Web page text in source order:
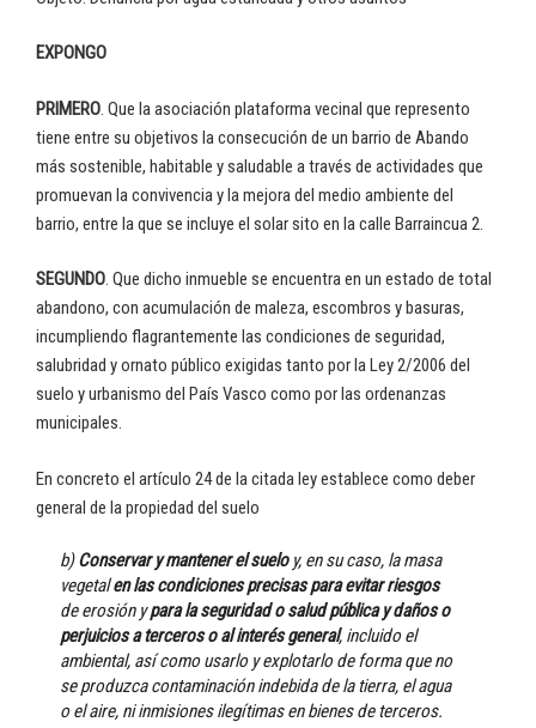
EXPONGO
PRIMERO . Que la asociación plataforma vecinal que represento
tiene entre su objetivos la consecución de un barrio de Abando
más sostenible, habitable y saludable a través de actividades que
promuevan la convivencia y la mejora del medio ambiente del
barrio, entre la que se incluye el solar sito en la calle Barraincua 2.
SEGUNDO. Que dicho inmueble se encuentra en un estado de total
abandono, con acumulación de maleza, escombros y basuras,
incumpliendo flagrantemente las condiciones de seguridad,
salubridad y ornato público exigidas tanto por la Ley 2/2006 del
suelo y urbanismo del País Vasco como por las ordenanzas
municipales.
En concreto el artículo 24 de la citada ley establece como deber
general de la propiedad del suelo
b)Conservar y mantener el sueloy, en su caso, la masa
vegetalen las condiciones precisas para evitar riesgos
de erosión ypara la seguridad o salud pública y daños o
perjuicios a terceros o al interés general, incluido el
ambiental, así como usarlo y explotarlo de forma que no
se produzca contaminación indebida de la tierra, el agua
o el aire, ni inmisiones ilegítimas en bienes de terceros.